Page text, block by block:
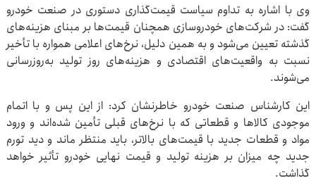
وی با اشاره به تداوم سیاست قیمت‌گذاری دستوری در صنعت خودرو
گفت: در شرکت‌های خودروسازی همچنان قیمت‌ها بر مبنای هزینه‌های
گذشته تعیین می‌شود و به همین دلیل، نرخ‌های اعلامی همواره با تأخیر
نسبت به واقعیت‌های اقتصادی و هزینه‌های روز تولید به‌روزرسانی
می‌شوند.
این کارشناس صنعت خودرو خاطرنشان کرد: از این پس و با اتمام
موجودی کالاها و قطعاتی که با نرخ‌های قبلی تأمین شده‌اند و ورود
مواد و قطعات جدید با قیمت‌های بالاتر، باید منتظر ماند و دید تورم
جدید چه میزان بر هزینه تولید و قیمت نهایی خودرو تأثیر خواهد
گذاشت.